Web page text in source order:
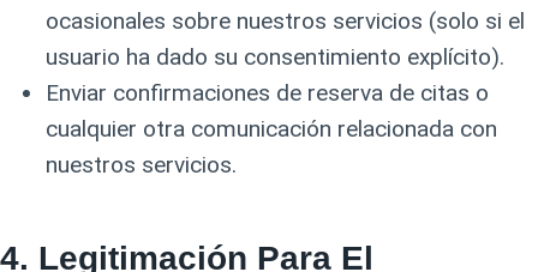
ocasionales sobre nuestros servicios (solo si el
usuario ha dado su consentimiento explícito).
Enviar confirmaciones de reserva de citas o
cualquier otra comunicación relacionada con
nuestros servicios.
4. Legitimación Para El